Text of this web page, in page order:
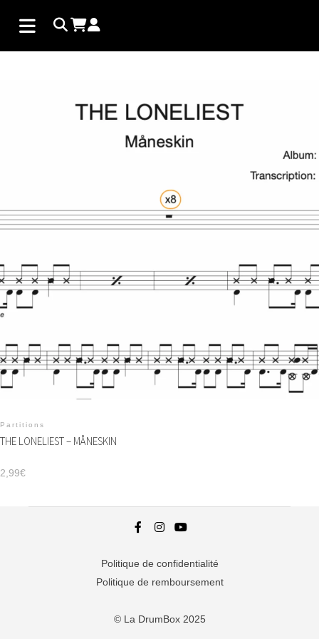
Partitions
THE LONELIEST – MÅNESKIN
2,99€
Politique de confidentialité
Politique de remboursement
© La DrumBox 2025